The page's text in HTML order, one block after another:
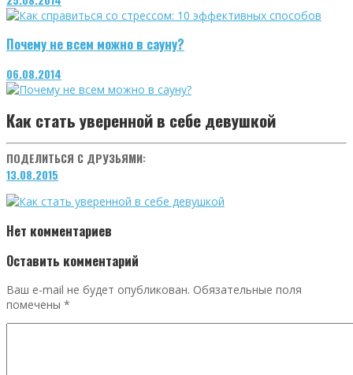
Почему не всем можно в сауну?
06.08.2014
Как стать уверенной в себе девушкой
ПОДЕЛИТЬСЯ С ДРУЗЬЯМИ:
13.08.2015
Нет комментариев
Оставить комментарий
Ваш e-mail не будет опубликован. Обязательные поля
помечены *